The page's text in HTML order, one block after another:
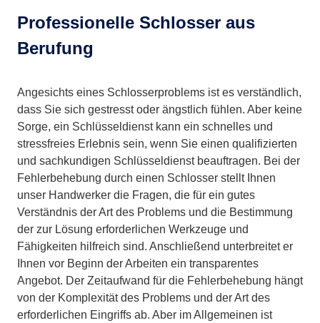
Professionelle Schlosser aus
Berufung
Angesichts eines Schlosserproblems ist es verständlich,
dass Sie sich gestresst oder ängstlich fühlen. Aber keine
Sorge, ein Schlüsseldienst kann ein schnelles und
stressfreies Erlebnis sein, wenn Sie einen qualifizierten
und sachkundigen Schlüsseldienst beauftragen. Bei der
Fehlerbehebung durch einen Schlosser stellt Ihnen
unser Handwerker die Fragen, die für ein gutes
Verständnis der Art des Problems und die Bestimmung
der zur Lösung erforderlichen Werkzeuge und
Fähigkeiten hilfreich sind. Anschließend unterbreitet er
Ihnen vor Beginn der Arbeiten ein transparentes
Angebot. Der Zeitaufwand für die Fehlerbehebung hängt
von der Komplexität des Problems und der Art des
erforderlichen Eingriffs ab. Aber im Allgemeinen ist